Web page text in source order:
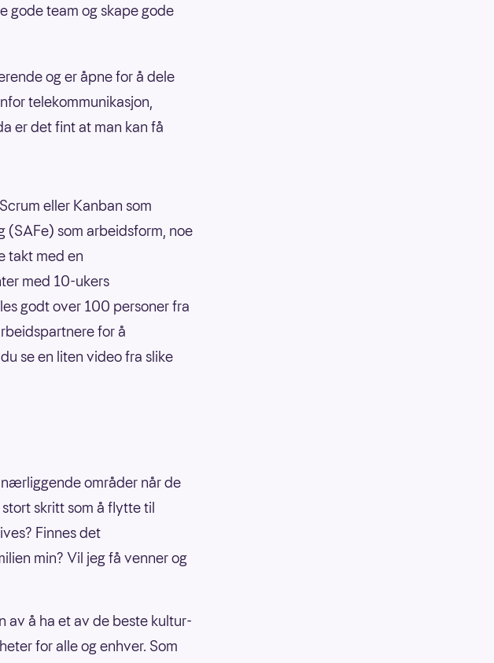
gode team og skape gode
og er åpne for å dele
telekommunikasjon,
er det fint at man kan få
eller Kanban som
(SAFe) som arbeidsform, noe
takt med en
med 10-ukers
godt over 100 personer fra
for å
se en liten video fra slike
områder når de
skritt som å flytte til
Finnes det
min? Vil jeg få venner og
av å ha et av de beste kultur-
for alle og enhver. Som